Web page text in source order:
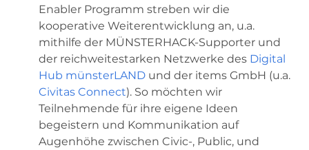
Enabler Programm streben wir die
kooperative Weiterentwicklung an, u.a.
mithilfe der MÜNSTERHACK-Supporter und
der reichweitestarken Netzwerke des Digital
Hub münsterLAND und der items GmbH (u.a.
Civitas Connect). So möchten wir
Teilnehmende für ihre eigene Ideen
begeistern und Kommunikation auf
Augenhöhe zwischen Civic-, Public, und